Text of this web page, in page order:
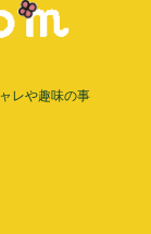
レや趣味の事